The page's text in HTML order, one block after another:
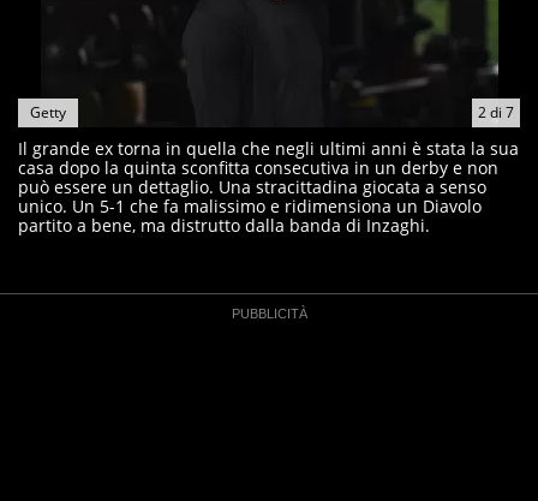
2di 7
Getty
Il grande ex torna in quella che negli ultimi anni è stata la sua
casa dopo la quinta sconfitta consecutiva in un derby e non
può essere un dettaglio. Una stracittadina giocata a senso
unico. Un 5-1 che fa malissimo e ridimensiona un Diavolo
partito a bene, ma distrutto dalla banda di Inzaghi.